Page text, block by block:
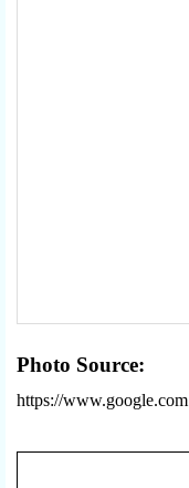
Photo Source:
https://www.google.com